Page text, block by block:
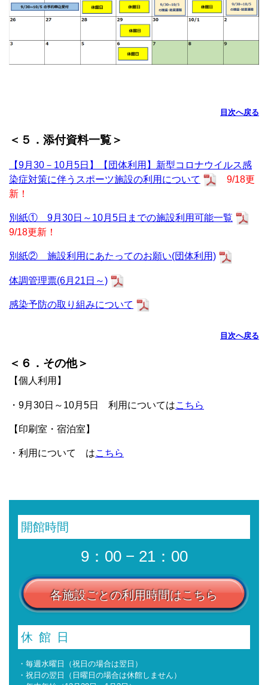
目次へ戻る
＜５．添付資料一覧＞
【9月30－10月5日】【団体利用】新型コロナウイルス感
染症対策に伴うスポーツ施設の利用について
9/18更
新！
別紙① 9月30日～10月5日までの施設利用可能一覧
9/18更新！
別紙② 施設利用にあたってのお願い(団体利用)
体調管理票(6月21日～)
感染予防の取り組みについて
目次へ戻る
＜６．その他＞
【個人利用】
・9月30日～10月5日 利用についてはこちら
【印刷室・宿泊室】
・利用について はこちら
開館時間
9：00 − 21：00
各施設ごとの利用時間はこちら
休館日
・毎週水曜日（祝日の場合は翌日）
・祝日の翌日（日曜日の場合は休館しません）